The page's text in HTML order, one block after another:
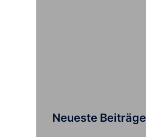
Neueste Beiträge